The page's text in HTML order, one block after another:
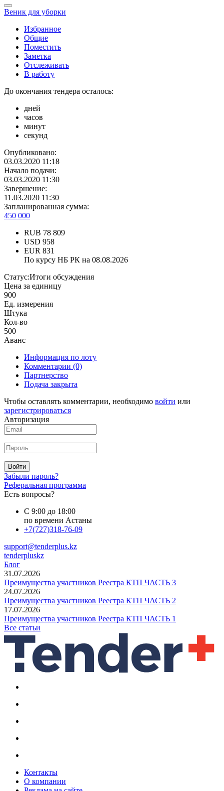
Веник для уборки
Избранное
Общие
Поместить
Заметка
Отслеживать
В работу
До окончания тендера осталось:
дней
часов
минут
секунд
Опубликовано:
03.03.2020 11:18
Начало подачи:
03.03.2020 11:30
Завершение:
11.03.2020 11:30
Запланированная сумма:
450 000
RUB 78 809
USD 958
EUR 831
По курсу НБ РК на 08.08.2026
Статус:Итоги обсуждения
Цена за единицу
900
Ед. измерения
Штука
Кол-во
500
Аванс
Информация по лоту
Комментарии (0)
Партнерство
Подача закрыта
Чтобы оставлять комментарии, необходимо войти или
зарегистрироваться
Авторизация
Войти
Забыли пароль?
Реферальная программа
Есть вопросы?
С 9:00 до 18:00
по времени Астаны
+7(727)318-76-09
support@tenderplus.kz
tenderpluskz
Блог
31.07.2026
Преимущества участников Реестра КТП ЧАСТЬ 3
24.07.2026
Преимущества участников Реестра КТП ЧАСТЬ 2
17.07.2026
Преимущества участников Реестра КТП ЧАСТЬ 1
Все статьи
Контакты
О компании